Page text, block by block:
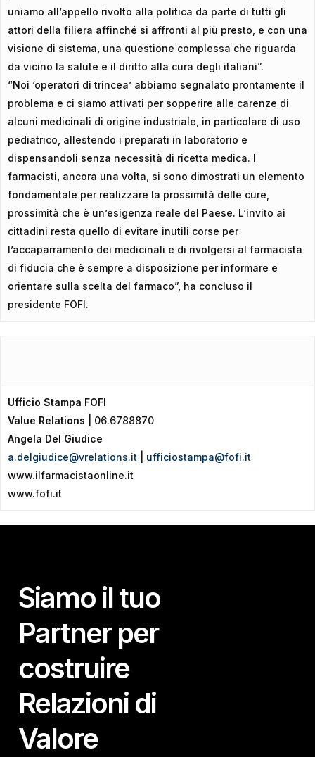
uniamo all’appello rivolto alla politica da parte di tutti gli
attori della filiera affinché si affronti al più presto, e con una
visione di sistema, una questione complessa che riguarda
da vicino la salute e il diritto alla cura degli italiani”.
“Noi ‘operatori di trincea’ abbiamo segnalato prontamente il
problema e ci siamo attivati per sopperire alle carenze di
alcuni medicinali di origine industriale, in particolare di uso
pediatrico, allestendo i preparati in laboratorio e
dispensandoli senza necessità di ricetta medica. I
farmacisti, ancora una volta, si sono dimostrati un elemento
fondamentale per realizzare la prossimità delle cure,
prossimità che è un’esigenza reale del Paese. L’invito ai
cittadini resta quello di evitare inutili corse per
l’accaparramento dei medicinali e di rivolgersi al farmacista
di fiducia che è sempre a disposizione per informare e
orientare sulla scelta del farmaco”, ha concluso il
presidente FOFI.
Ufficio Stampa FOFI
Value Relations | 06.6788870
Angela Del Giudice
a.delgiudice@vrelations.it
ufficiostampa@fofi.it
www.ilfarmacistaonline.it
www.fofi.it
Siamo il tuo
Partner per
costruire
Relazioni di
Valore